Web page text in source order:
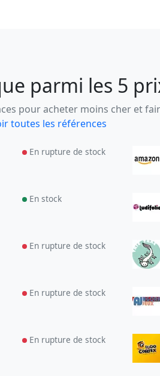
parmi les 5
pour acheter moins cher et
toutes les références
En rupture de stock
En stock
En rupture de stock
En rupture de stock
En rupture de stock